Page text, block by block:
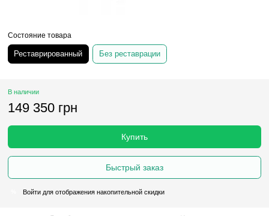
Состояние товара
Без реставрации